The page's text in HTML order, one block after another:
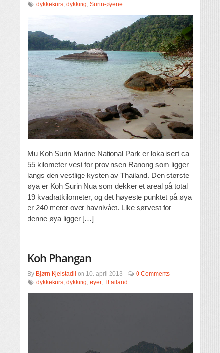
dykkekurs dykking Surin-øyene
Mu Koh Surin Marine National Park er lokalisert ca
55 kilometer vest for provinsen Ranong som ligger
langs den vestlige kysten av Thailand. Den største
øya er Koh Surin Nua som dekker et areal på total
19 kvadratkilometer, og det høyeste punktet på øya
er 240 meter over havnivået. Like sørvest for
denne øya ligger […]
Koh Phangan
By Bjørn Kjelstadli on 10. april 2013
0 Comments
dykkekurs dykking øyer, Thailand